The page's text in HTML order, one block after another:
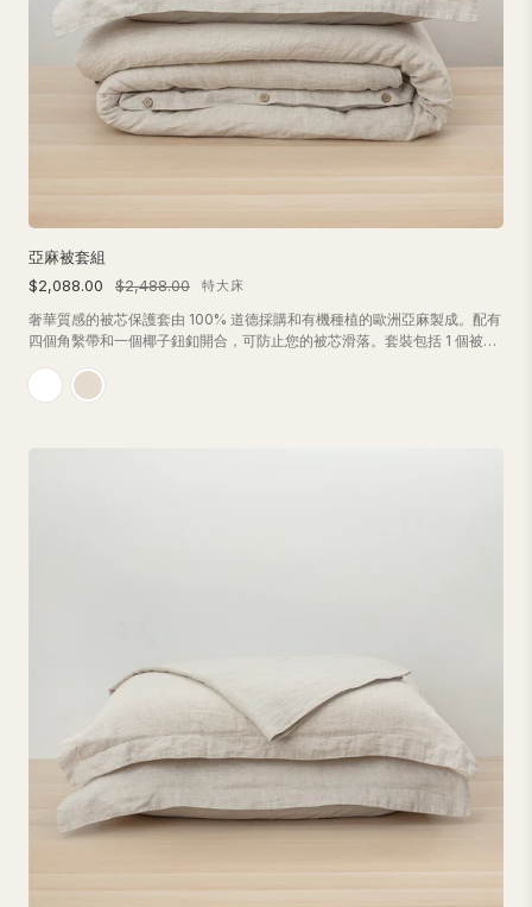
亞麻被套組
$2,088.00
$2,488.00 特大床
奢華質感的被芯保護套由 100% 道德採購和有機種植的歐洲亞麻製成。配有
四個角繫帶和一個椰子鈕釦開合，可防止您的被芯滑落。套裝包括 1 個被